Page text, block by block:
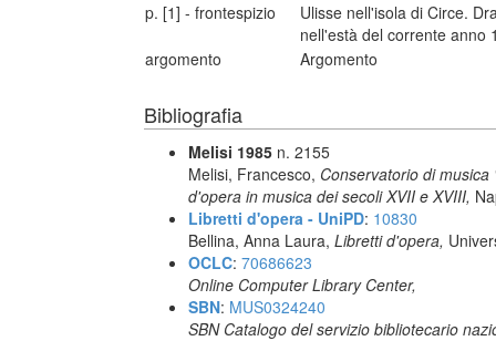
p. [1] - frontespizio
Ulisse nell'isola di Circe.
nell'està del corrente anno
argomento
Argomento
Bibliografia
Melisi 1985 n. 2155
Melisi, Francesco, Conservatorio di
d'opera in musica dei secoli XVII e XVIII,
Libretti d'opera - UniPD: 10830
Bellina, Anna Laura, Libretti d'opera,
OCLC: 70686623
Online Computer Library Center,
SBN: MUS0324240
SBN Catalogo del servizio bibliotecario